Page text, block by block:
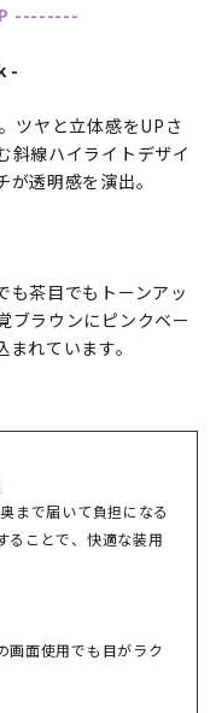
--------
-
ツヤと立体感をUPさ
斜線ハイライトデザイ
透明感を演出。
も茶目でもトーンアッ
ブラウンにピンクベー
れています。
まで届いて負担になる
ることで、快適な装用
画面使用でも目がラク